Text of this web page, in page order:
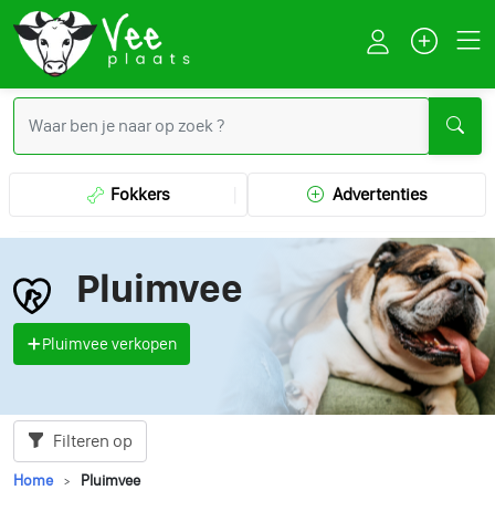
Fokkers Advertenties
Pluimvee
Pluimvee verkopen
Filteren op
Home Pluimvee